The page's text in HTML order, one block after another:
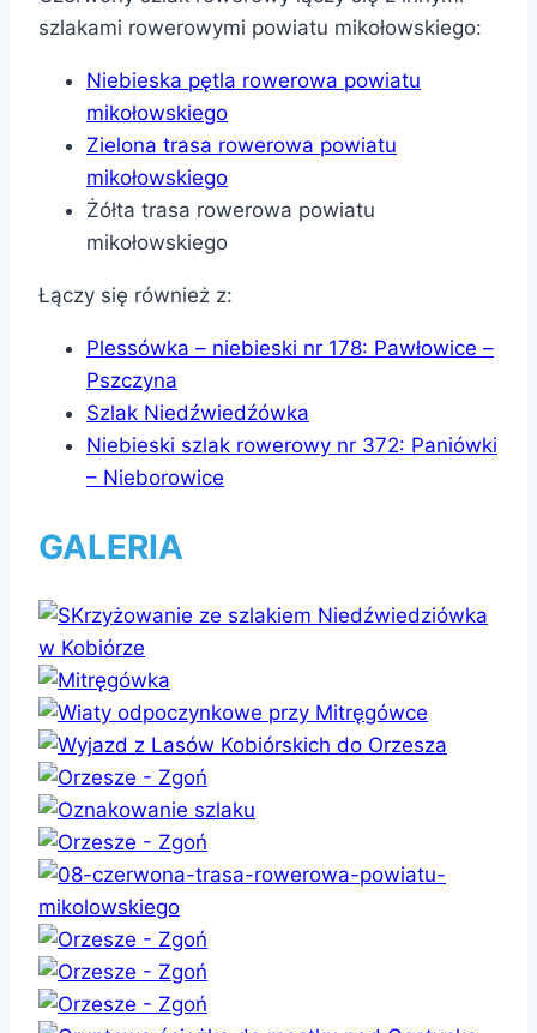
szlakami rowerowymi powiatu mikołowskiego:
Niebieska pętla rowerowa powiatu
mikołowskiego
Zielona trasa rowerowa powiatu
mikołowskiego
Żółta trasa rowerowa powiatu
mikołowskiego
Łączy się również z:
Plessówka – niebieski nr 178: Pawłowice –
Pszczyna
Szlak Niedźwiedźówka
Niebieski szlak rowerowy nr 372: Paniówki
– Nieborowice
GALERIA